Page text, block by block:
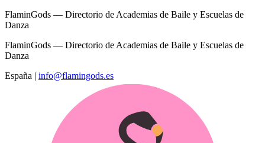
FlaminGods — Directorio de Academias de Baile y Escuelas de
Danza
FlaminGods — Directorio de Academias de Baile y Escuelas de
Danza
España | info@flamingods.es